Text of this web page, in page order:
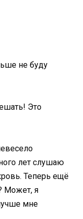
не буду
Это
лет слушаю
Теперь ещё
Может, я
мне